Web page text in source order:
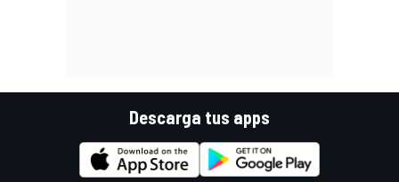
Descarga tus apps